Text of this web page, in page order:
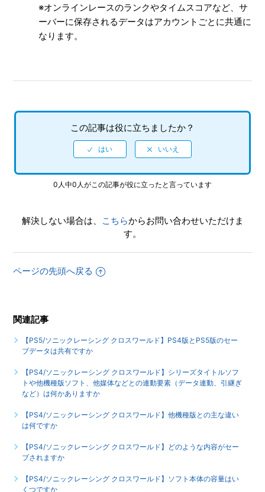
【PS4/ソニックレーシング クロスワールド】CNTやONTの
プレイ特典はありますか
Games Store 版の問い合わせ先はどこですか
【PS4/ソニックレーシング クロスワールド】取扱説明書
（マニュアル）はありますか
【PS4/ソニックレーシング クロスワールド】プレイ動画や
【PS4/ソニックレーシング クロスワールド】ゲームが難し
【PS4/ソニックレーシング クロスワールド】シェア機能に
※オンラインレースのランクやタイムスコアなど、サ
ーバーに保存されるデータはアカウントごとに共通に
なります。
この記事は役に立ちましたか？
0人中0人がこの記事が役に立ったと言っています
解決しない場合は、 こちらからお問い合わせいただけま
す。
ページの先頭へ戻る
関連記事
【PS5/ソニックレーシング クロスワールド】PS4版とPS5版のセー
ブデータは共有ですか
【PS4/ソニックレーシング クロスワールド】シリーズタイトルソフ
トや他機種版ソフト、他媒体などとの連動要素（データ連動、引継ぎ
など）は何かありますか
【PS4/ソニックレーシング クロスワールド】他機種版との主な違い
は何ですか
【PS4/ソニックレーシング クロスワールド】どのような内容がセー
ブされますか
【PS4/ソニックレーシング クロスワールド】ソフト本体の容量はい
くつですか